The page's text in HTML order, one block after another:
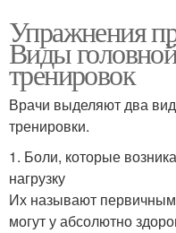
Упражнения
Виды
тренировок
Врачи выделяют два
тренировки.
1. Боли, которые
нагрузку
Их называют
могут у абсолютно